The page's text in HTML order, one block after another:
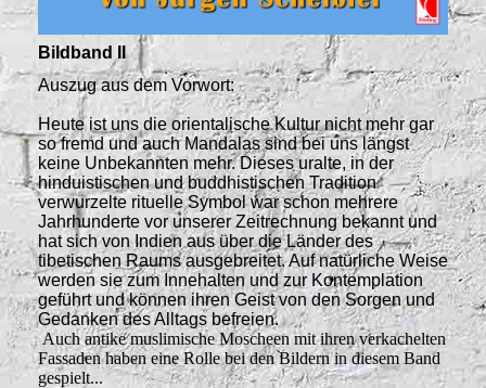
Bildband II
Auszug aus dem Vorwort:
Heute ist uns die orientalische Kultur nicht mehr gar
so fremd und auch Mandalas sind bei uns längst
keine Unbekannten mehr. Dieses uralte, in der
hinduistischen und buddhistischen Tradition
verwurzelte rituelle Symbol war schon mehrere
Jahrhunderte vor unserer Zeitrechnung bekannt und
hat sich von Indien aus über die Länder des
tibetischen Raums ausgebreitet. Auf natürliche Weise
werden sie zum Innehalten und zur Kontemplation
geführt und können ihren Geist von den Sorgen und
Gedanken des Alltags befreien.
Auch antike muslimische Moscheen mit ihren verkachelten
Fassaden haben eine Rolle bei den Bildern in diesem Band
gespielt...